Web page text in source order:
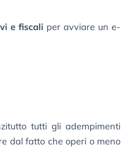
e fiscali per avviare un e-
tutti gli adempimenti
dal fatto che operi o meno